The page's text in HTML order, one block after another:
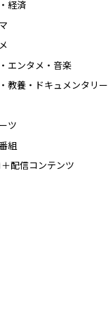
経済
エンタメ・音楽
教養・ドキュメンタリー
ツ
組
＋配信コンテンツ